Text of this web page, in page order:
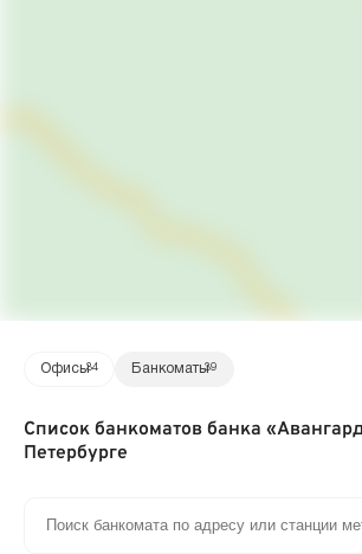
Офисы34 Банкоматы39
Список банкоматов банка
Петербурге